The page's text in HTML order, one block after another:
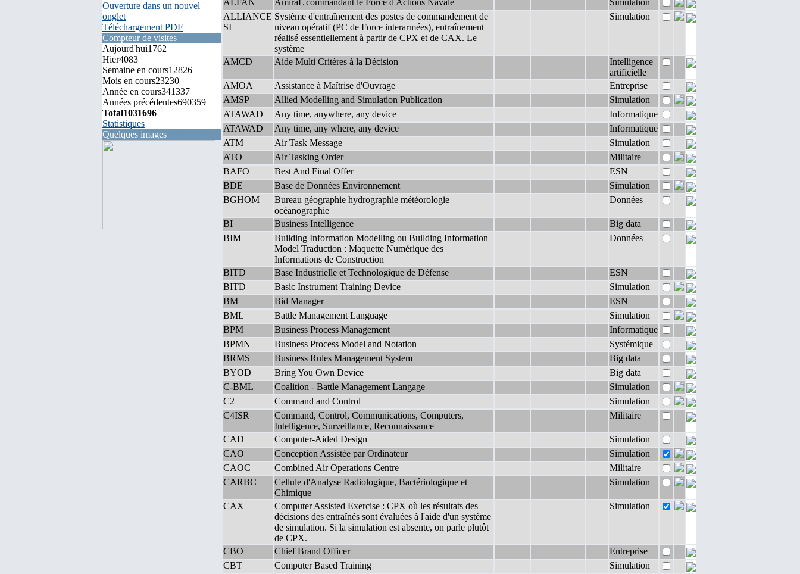
Téléchargement PDF
Compteur de visites
Aujourd'hui1762
Hier4083
Semaine en cours12826
Mois en cours23230
Année en cours341337
Années précédentes690359
Total1031696
Statistiques
Quelques images
ALFAN
AmiraL commandant le Force d'Actions Navale
Simulation
ALLIANCE
SI
Système d'entraînement des postes de commandement de
niveau opératif (PC de Force interarmées), entraînement
réalisé essentiellement à partir de CPX et de CAX. Le
système
Simulation
AMCD Aide Multi Critères à la Décision
Intelligence
artificielle
AMOA
Assistance à Maîtrise d'Ouvrage
Entreprise
AMSP
Allied Modelling and Simulation Publication
Simulation
ATAWAD
Any time, anywhere, any device
Informatique
ATAWAD
Any time, any where, any device
Informatique
ATM
Air Task Message
Simulation
ATO
Air Tasking Order
Militaire
BAFO
Best And Final Offer
ESN
BDE
Base de Données Environnement
Simulation
BGHOM
Bureau géographie hydrographie météorologie
océanographie
Données
BI Business Intelligence
Big data
BIM
Building Information Modelling ou Building Information
Model Traduction : Maquette Numérique des
Informations de Construction
Données
BITD Base Industrielle et Technologique de Défense
ESN
BITD
Basic Instrument Training Device
Simulation
BM
Bid Manager
ESN
BML
Battle Management Language
Simulation
BPM
Business Process Management
Informatique
BPMN
Business Process Model and Notation
Systémique
BRMS
Business Rules Management System
Big data
BYOD
Bring You Own Device
Big data
C-BML
Coalition - Battle Management Langage
Simulation
C2
Command and Control
Simulation
C4ISR
Command, Control, Communications, Computers,
Intelligence, Surveillance, Reconnaissance
Militaire
CAD Computer-Aided Design
Simulation
CAO
Conception Assistée par Ordinateur
Simulation
CAOC
Combined Air Operations Centre
Militaire
CARBC
Cellule d'Analyse Radiologique, Bactériologique et
Chimique
Simulation
CAX
Computer Assisted Exercise : CPX où les résultats des
décisions des entraînés sont évaluées à l'aide d'un système
de simulation. Si la simulation est absente, on parle plutôt
de CPX.
Simulation
CBO Chief Brand Officer
Entreprise
CBT
Computer Based Training
Simulation